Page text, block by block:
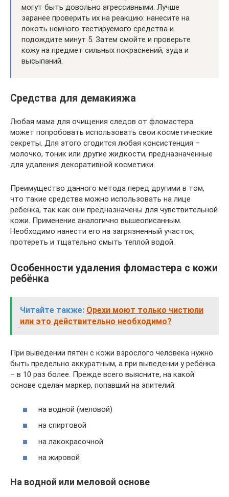
могут быть довольно агрессивными. Лучше
заранее проверить их на реакцию: нанесите на
локоть немного тестируемого средства и
подождите минут 5. Затем смойте и проверьте
кожу на предмет сильных покраснений, зуда и
высыпаний.
Средства для демакияжа
Любая мама для очищения следов от фломастера
может попробовать использовать свои косметические
секреты. Для этого сгодится любая консистенция –
молочко, тоник или другие жидкости, предназначенные
для удаления декоративной косметики.
Преимущество данного метода перед другими в том,
что такие средства можно использовать на лице
ребенка, так как они предназначены для чувствительной
кожи. Применение аналогично вышеописанным.
Необходимо нанести его на загрязненный участок,
протереть и тщательно смыть теплой водой.
Особенности удаления фломастера с кожи
ребёнка
Читайте также: Орехи моют только чистюли
или это действительно необходимо?
При выведении пятен с кожи взрослого человека нужно
быть предельно аккуратным, а при выведении у ребёнка
– в 10 раз более. Прежде всего выясните, на какой
основе сделан маркер, попавший на эпителий:
на водной (меловой)
на спиртовой
на лакокрасочной
на жировой
На водной или меловой основе